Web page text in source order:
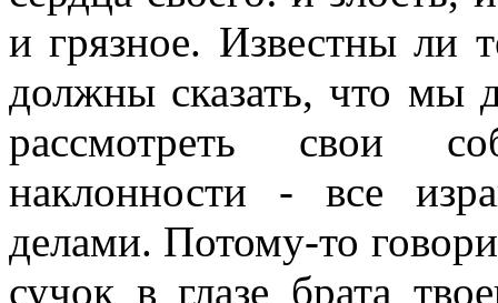
и грязное. Известны ли
должны сказать, что
рассмотреть свои
наклонности - все
делами. Потому-то
сучок в глазе брата